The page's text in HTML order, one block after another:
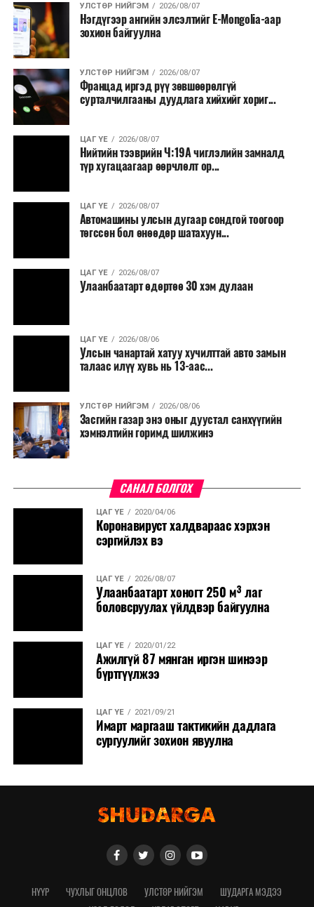
УЛСТӨР НИЙГЭМ 2026/08/07
Нэгдүгээр ангийн элсэлтийг E-Mongolia-аар
зохион байгуулна
УЛСТӨР НИЙГЭМ 2026/08/07
Францад иргэд рүү зөвшөөрөлгүй
сурталчилгааны дуудлага хийхийг хориг...
ЦАГ ҮЕ 2026/08/07
Нийтийн тээврийн Ч:19А чиглэлийн замналд
түр хугацаагаар өөрчлөлт ор...
ЦАГ ҮЕ 2026/08/07
Автомашины улсын дугаар сондгой тоогоор
төгссөн бол өнөөдөр шатахуун...
ЦАГ ҮЕ 2026/08/07
Улаанбаатарт өдөртөө 30 хэм дулаан
ЦАГ ҮЕ 2026/08/06
Улсын чанартай хатуу хучилттай авто замын
талаас илүү хувь нь 13-аас...
УЛСТӨР НИЙГЭМ 2026/08/06
Засгийн газар энэ оныг дуустал санхүүгийн
хэмнэлтийн горимд шилжинэ
САНАЛ БОЛГОХ
ЦАГ ҮЕ 2020/04/06
Коронавируст халдвараас хэрхэн
сэргийлэх вэ
ЦАГ ҮЕ 2026/08/07
Улаанбаатарт хоногт 250 м³ лаг
боловсруулах үйлдвэр байгуулна
ЦАГ ҮЕ 2020/01/22
Ажилгүй 87 мянган иргэн шинээр
бүртгүүлжээ
ЦАГ ҮЕ 2021/09/21
Имарт маргааш тактикийн дадлага
сургуулийг зохион явуулна
НҮҮР ЧУХЛЫГ ОНЦЛОВ УЛСТӨР НИЙГЭМ
ШУДАРГА МЭДЭЭ